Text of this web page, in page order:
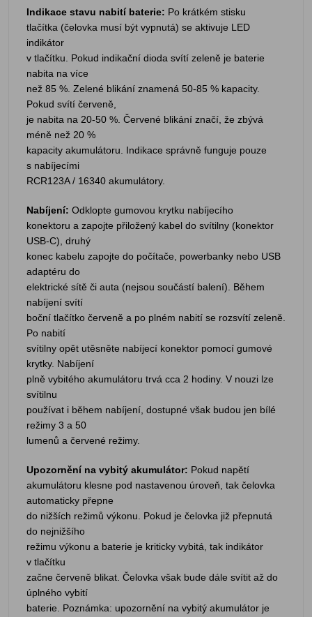
Indikace stavu nabití baterie: Po krátkém stisku
tlačítka (čelovka musí být vypnutá) se aktivuje LED
indikátor
v tlačítku. Pokud indikační dioda svítí zeleně je baterie
nabita na více
než 85 %. Zelené blikání znamená 50-85 % kapacity.
Pokud svítí červeně,
je nabita na 20-50 %. Červené blikání značí, že zbývá
méně než 20 %
kapacity akumulátoru. Indikace správně funguje pouze
s nabíjecími
RCR123A / 16340 akumulátory.
Nabíjení: Odklopte gumovou krytku nabíjecího
konektoru a zapojte přiložený kabel do svítilny (konektor
USB-C), druhý
konec kabelu zapojte do počítače, powerbanky nebo USB
adaptéru do
elektrické sítě či auta (nejsou součástí balení). Během
nabíjení svítí
boční tlačítko červeně a po plném nabití se rozsvítí zeleně.
Po nabití
svítilny opět utěsněte nabíjecí konektor pomocí gumové
krytky. Nabíjení
plně vybitého akumulátoru trvá cca 2 hodiny. V nouzi lze
svítilnu
používat i během nabíjení, dostupné však budou jen bílé
režimy 3 a 50
lumenů a červené režimy.
Upozornění na vybitý akumulátor: Pokud napětí
akumulátoru klesne pod nastavenou úroveň, tak čelovka
automaticky přepne
do nižších režimů výkonu. Pokud je čelovka již přepnutá
do nejnižšího
režimu výkonu a baterie je kriticky vybitá, tak indikátor
v tlačítku
začne červeně blikat. Čelovka však bude dále svítit až do
úplného vybití
baterie. Poznámka: upozornění na vybitý akumulátor je